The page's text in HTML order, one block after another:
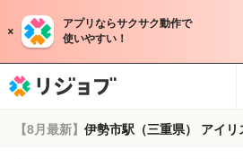
アプリならサクサク動作で
使いやすい！
【8月最新】 伊勢市駅（三重県） アイ